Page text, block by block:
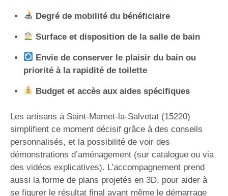
Degré de mobilité du bénéficiaire
Surface et disposition de la salle de bain
Envie de conserver le plaisir du bain ou
priorité à la rapidité de toilette
Budget et accès aux aides spécifiques
Les artisans à Saint-Mamet-la-Salvetat (15220)
simplifient ce moment décisif grâce à des conseils
personnalisés, et la possibilité de voir des
démonstrations d’aménagement (sur catalogue ou via
des vidéos explicatives). L’accompagnement prend
aussi la forme de plans projetés en 3D, pour aider à
se figurer le résultat final avant même le démarrage